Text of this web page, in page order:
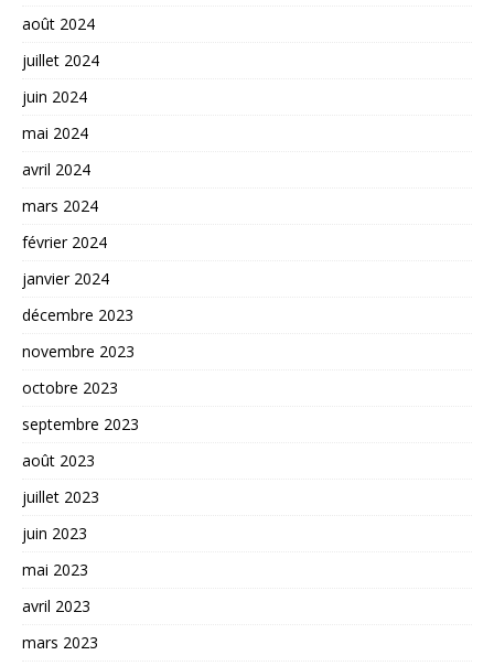
août 2024
juillet 2024
juin 2024
mai 2024
avril 2024
mars 2024
février 2024
janvier 2024
décembre 2023
novembre 2023
octobre 2023
septembre 2023
août 2023
juillet 2023
juin 2023
mai 2023
avril 2023
mars 2023